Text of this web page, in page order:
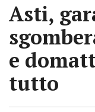
Asti,
e
tutto